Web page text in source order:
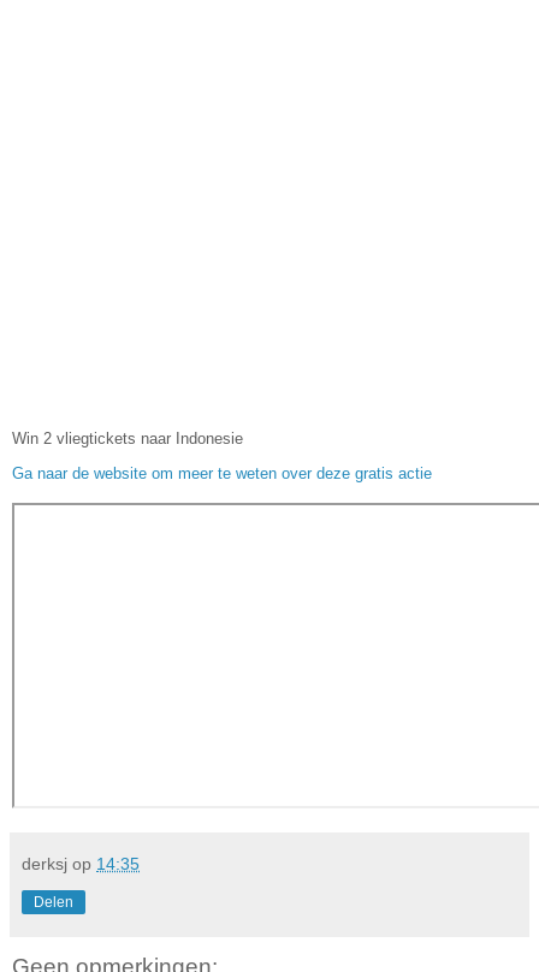
Win 2 vliegtickets naar Indonesie
Ga naar de website om meer te weten over deze gratis actie
derksj op 14:35
Delen
Geen opmerkingen: